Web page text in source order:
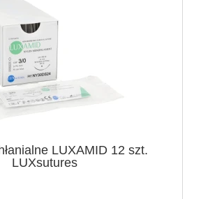
LUXAMID 12 szt.
LUXsutures